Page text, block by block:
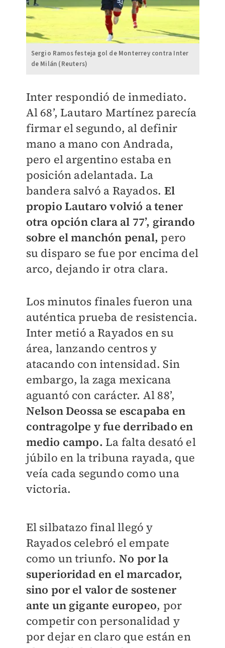
Sergio Ramos festeja gol de Monterrey contra Inter
de Milán (Reuters)
Inter respondió de inmediato.
Al 68’, Lautaro Martínez parecía
firmar el segundo, al definir
mano a mano con Andrada,
pero el argentino estaba en
posición adelantada. La
bandera salvó a Rayados. El
propio Lautaro volvió a tener
otra opción clara al 77’, girando
sobre el manchón penal, pero
su disparo se fue por encima del
arco, dejando ir otra clara.
Los minutos finales fueron una
auténtica prueba de resistencia.
Inter metió a Rayados en su
área, lanzando centros y
atacando con intensidad. Sin
embargo, la zaga mexicana
aguantó con carácter. Al 88’,
Nelson Deossa se escapaba en
contragolpe y fue derribado en
medio campo. La falta desató el
júbilo en la tribuna rayada, que
veía cada segundo como una
victoria.
El silbatazo final llegó y
Rayados celebró el empate
como un triunfo. No por la
superioridad en el marcador,
sino por el valor de sostener
ante un gigante europeo, por
competir con personalidad y
por dejar en claro que están en